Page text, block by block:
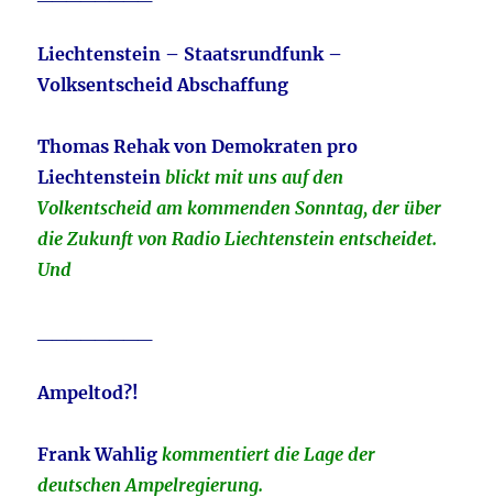
Liechtenstein – Staatsrundfunk –
Volksentscheid Abschaffung
Thomas Rehak von Demokraten pro
Liechtenstein blickt mit uns auf den
Volkentscheid am kommenden Sonntag, der über
die Zukunft von Radio Liechtenstein entscheidet.
Und
Ampeltod?!
Frank Wahligkommentiert die Lage der
deutschen Ampelregierung.